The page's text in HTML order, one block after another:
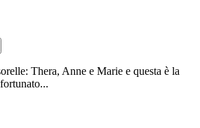
Thera, Anne e Marie e questa è la